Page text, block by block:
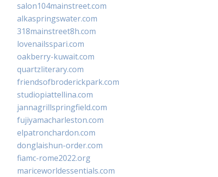
salon104mainstreet.com
alkaspringswater.com
318mainstreet8h.com
lovenailsspari.com
oakberry-kuwait.com
quartzliterary.com
friendsofbroderickpark.com
studiopiattellina.com
jannagrillspringfield.com
fujiyamacharleston.com
elpatronchardon.com
donglaishun-order.com
fiamc-rome2022.org
mariceworldessentials.com